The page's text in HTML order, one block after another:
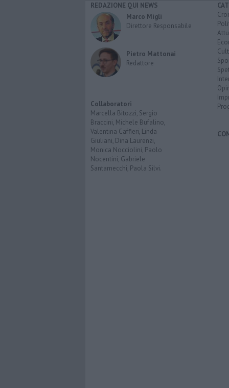
REDAZIONE QUI NEWS
Marco Migli
Direttore Responsabile
Pietro Mattonai
Redattore
Collaboratori
Marcella Bitozzi, Sergio
Braccini, Michele Bufalino,
Valentina Caffieri, Linda
Giuliani, Dina Laurenzi,
Monica Nocciolini, Paolo
Nocentini, Gabriele
Santarnecchi, Paola Silvi.